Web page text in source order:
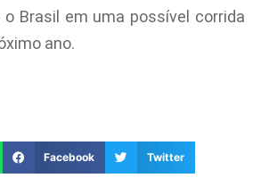
o Brasil em uma possível corrida
ano.
Facebook Twitter